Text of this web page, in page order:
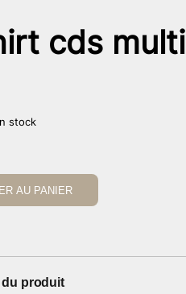
cds multi
stock
AU PANIER
du produit